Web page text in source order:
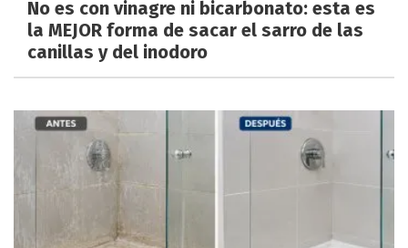
No es con vinagre ni bicarbonato: esta es
la MEJOR forma de sacar el sarro de las
canillas y del inodoro